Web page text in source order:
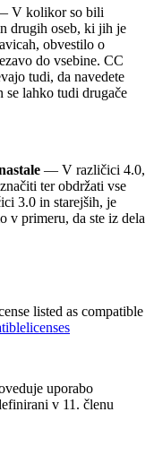
V kolikor so bili
drugih oseb, ki jih je
obvestilo o
do vsebine. CC
tudi, da navedete
se lahko tudi drugače
— V različici 4.0,
ter obdržati vse
3.0 in starejših, je
v primeru, da ste iz dela
listed as compatible
uporabo
v 11. členu